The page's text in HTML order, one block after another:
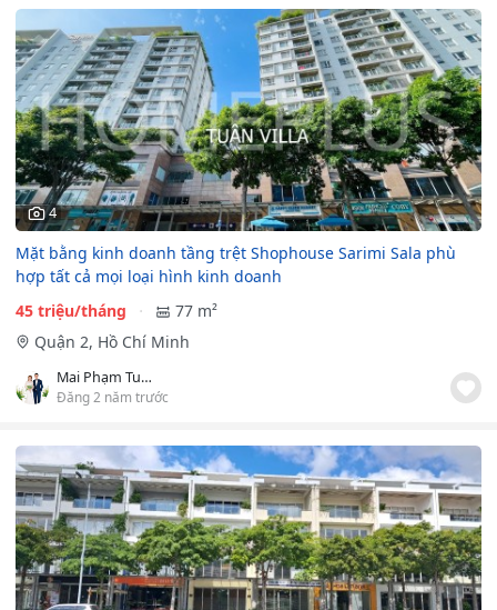
4
Mặt bằng kinh doanh tầng trệt Shophouse Sarimi Sala phù
hợp tất cả mọi loại hình kinh doanh
45 triệu/tháng
77 m²
Quận 2, Hồ Chí Minh
Mai Phạm Tuân
Đăng 2 năm trước